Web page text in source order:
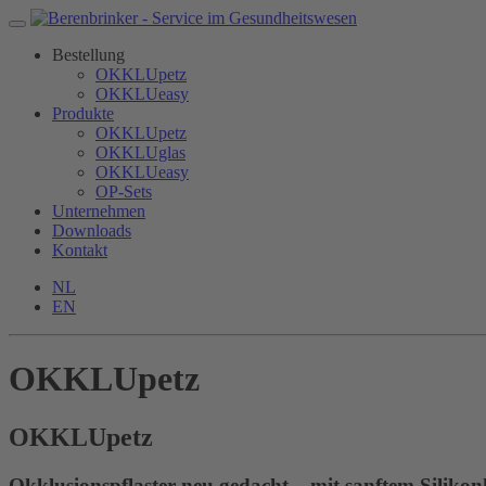
Bestellung
OKKLUpetz
OKKLUeasy
Produkte
OKKLUpetz
OKKLUglas
OKKLUeasy
OP-Sets
Unternehmen
Downloads
Kontakt
NL
EN
OKKLUpetz
OKKLUpetz